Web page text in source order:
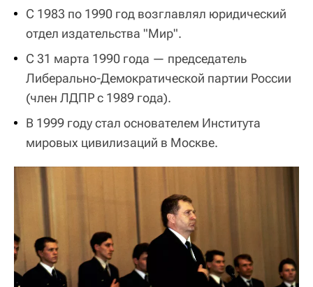
С 1983 по 1990 год возглавлял юридический
отдел издательства "Мир".
С 31 марта 1990 года — председатель
Либерально-Демократической партии России
(член ЛДПР с 1989 года).
В 1999 году стал основателем Института
мировых цивилизаций в Москве.